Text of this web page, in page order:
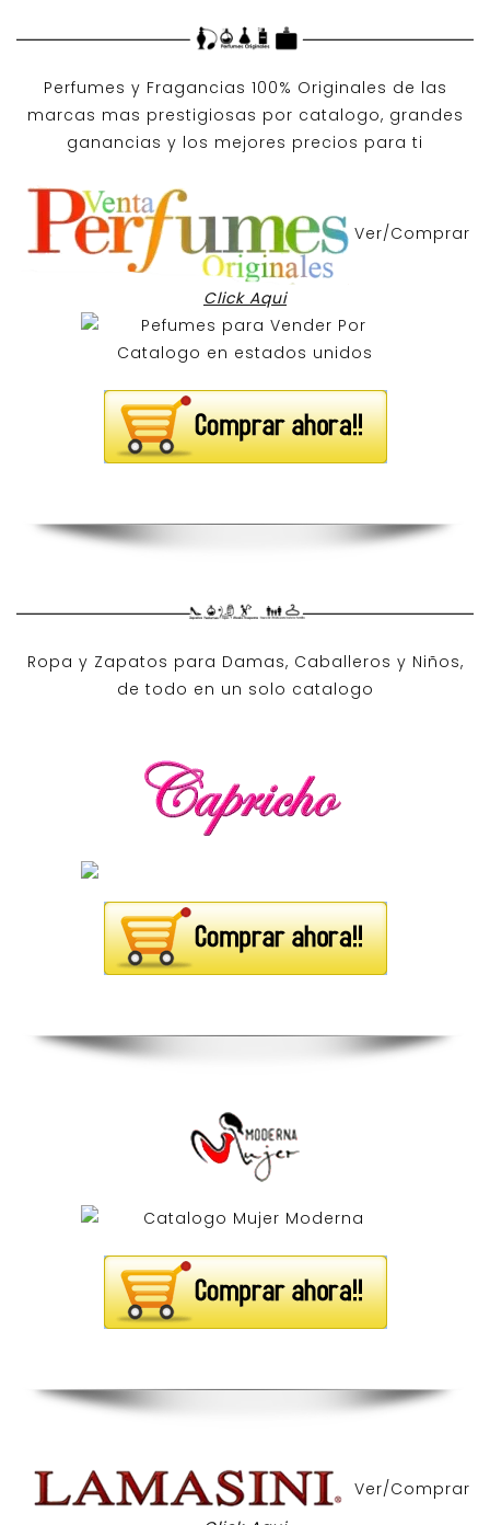
Perfumes y Fragancias 100% Originales de las
marcas mas prestigiosas por catalogo, grandes
ganancias y los mejores precios para ti
Ver/Comprar
Click Aqui
Ropa y Zapatos para Damas, Caballeros y Niños,
de todo en un solo catalogo
Ver/Comprar